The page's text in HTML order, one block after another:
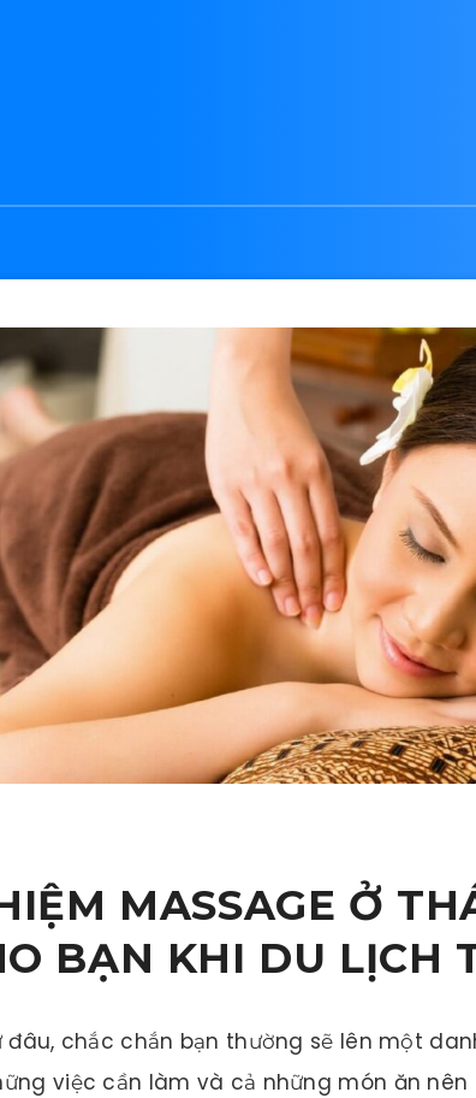
MASSAGE Ở
BẠN KHI DU LỊCH
đâu, chắc chắn bạn thường sẽ lên một
việc cần làm và cả những món ăn nên